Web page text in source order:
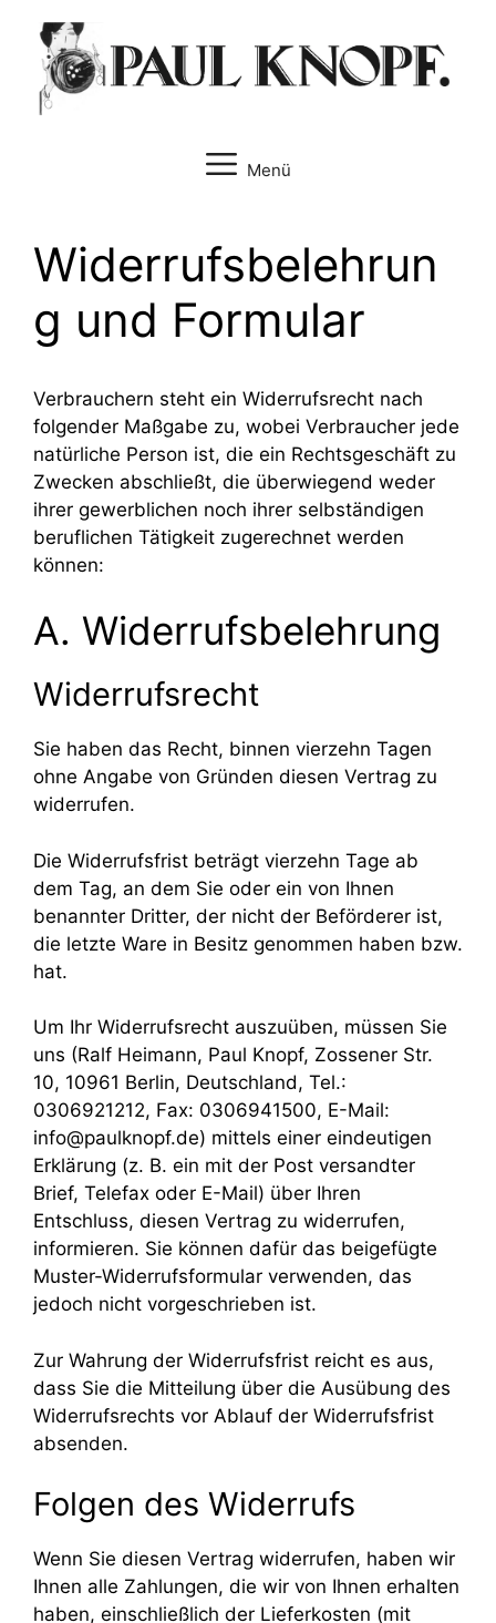
Inhalt
springen
Menü
Widerrufsbelehrun
g und Formular
Verbrauchern steht ein Widerrufsrecht nach
folgender Maßgabe zu, wobei Verbraucher jede
natürliche Person ist, die ein Rechtsgeschäft zu
Zwecken abschließt, die überwiegend weder
ihrer gewerblichen noch ihrer selbständigen
beruflichen Tätigkeit zugerechnet werden
können:
A. Widerrufsbelehrung
Widerrufsrecht
Sie haben das Recht, binnen vierzehn Tagen
ohne Angabe von Gründen diesen Vertrag zu
widerrufen.
Die Widerrufsfrist beträgt vierzehn Tage ab
dem Tag, an dem Sie oder ein von Ihnen
benannter Dritter, der nicht der Beförderer ist,
die letzte Ware in Besitz genommen haben bzw.
hat.
Um Ihr Widerrufsrecht auszuüben, müssen Sie
uns (Ralf Heimann, Paul Knopf, Zossener Str.
10, 10961 Berlin, Deutschland, Tel.:
0306921212, Fax: 0306941500, E-Mail:
info@paulknopf.de) mittels einer eindeutigen
Erklärung (z. B. ein mit der Post versandter
Brief, Telefax oder E-Mail) über Ihren
Entschluss, diesen Vertrag zu widerrufen,
informieren. Sie können dafür das beigefügte
Muster-Widerrufsformular verwenden, das
jedoch nicht vorgeschrieben ist.
Zur Wahrung der Widerrufsfrist reicht es aus,
dass Sie die Mitteilung über die Ausübung des
Widerrufsrechts vor Ablauf der Widerrufsfrist
absenden.
Folgen des Widerrufs
Wenn Sie diesen Vertrag widerrufen, haben wir
Ihnen alle Zahlungen, die wir von Ihnen erhalten
haben, einschließlich der Lieferkosten (mit